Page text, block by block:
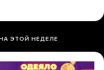
ЭТОЙ НЕДЕЛЕ